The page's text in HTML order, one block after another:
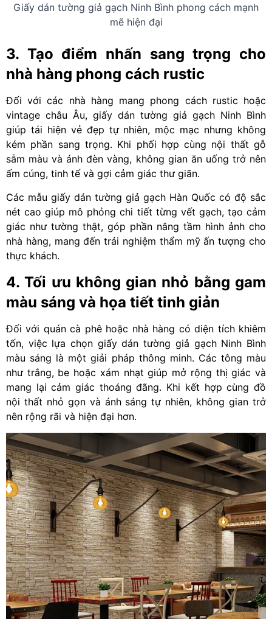
Giấy dán tường giả gạch Ninh Bình phong cách mạnh
mẽ hiện đại
3. Tạo điểm nhấn sang trọng cho
nhà hàng phong cách rustic
Đối với các nhà hàng mang phong cách rustic hoặc
vintage châu Âu, giấy dán tường giả gạch Ninh Bình
giúp tái hiện vẻ đẹp tự nhiên, mộc mạc nhưng không
kém phần sang trọng. Khi phối hợp cùng nội thất gỗ
sẫm màu và ánh đèn vàng, không gian ăn uống trở nên
ấm cúng, tinh tế và gợi cảm giác thư giãn.
Các mẫu giấy dán tường giả gạch Hàn Quốc có độ sắc
nét cao giúp mô phỏng chi tiết từng vết gạch, tạo cảm
giác như tường thật, góp phần nâng tầm hình ảnh cho
nhà hàng, mang đến trải nghiệm thẩm mỹ ấn tượng cho
thực khách.
4. Tối ưu không gian nhỏ bằng gam
màu sáng và họa tiết tinh giản
Đối với quán cà phê hoặc nhà hàng có diện tích khiêm
tốn, việc lựa chọn giấy dán tường giả gạch Ninh Bình
màu sáng là một giải pháp thông minh. Các tông màu
như trắng, be hoặc xám nhạt giúp mở rộng thị giác và
mang lại cảm giác thoáng đãng. Khi kết hợp cùng đồ
nội thất nhỏ gọn và ánh sáng tự nhiên, không gian trở
nên rộng rãi và hiện đại hơn.